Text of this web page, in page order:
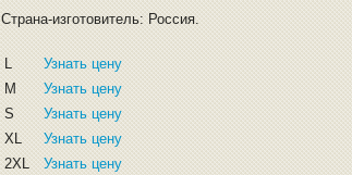
Страна-изготовитель: Россия.
L
Узнать цену
M
Узнать цену
S
Узнать цену
XL
Узнать цену
2XL
Узнать цену